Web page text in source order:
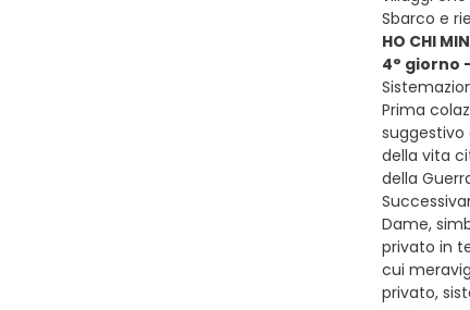
Sbarco e
HO CHI
4° giorno
Prima
suggestivo
della vita
della
Dame,
privato in
cui
privato,